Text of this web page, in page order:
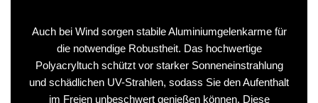
Auch bei Wind sorgen stabile Aluminiumgelenkarme für
die notwendige Robustheit. Das hochwertige
Polyacryltuch schützt vor starker Sonneneinstrahlung
und schädlichen UV-Strahlen, sodass Sie den Aufenthalt
im Freien unbeschwert genießen können. Diese